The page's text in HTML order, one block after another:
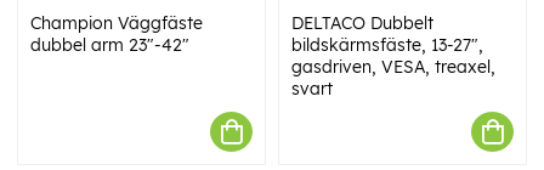
Champion Väggfäste
dubbel arm 23"-42"
DELTACO Dubbelt
bildskärmsfäste, 13-27",
gasdriven, VESA, treaxel,
svart